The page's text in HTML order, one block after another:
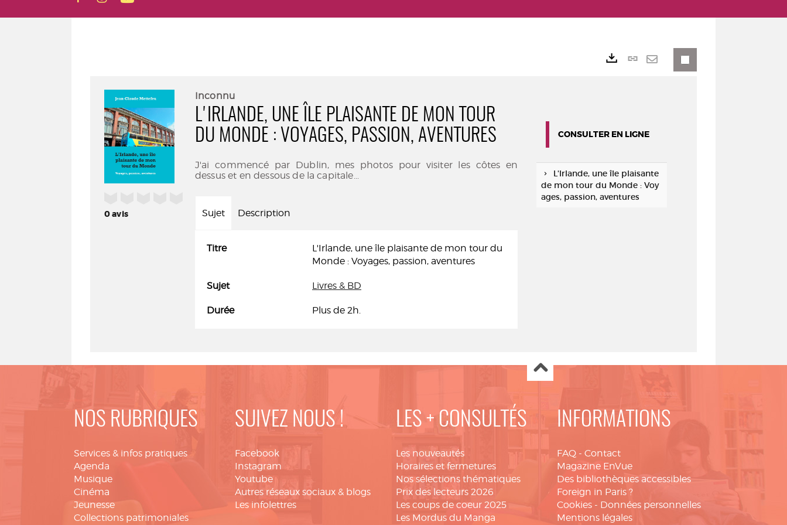
0avis
Inconnu
L'IRLANDE, UNE ÎLE PLAISANTE DE MON TOUR
DU MONDE : VOYAGES, PASSION, AVENTURES
J'ai commencé par Dublin, mes photos pour visiter les côtes en
dessus et en dessous de la capitale...
Sujet Description
Titre
L'Irlande, une île plaisante de mon tour du
Monde : Voyages, passion, aventures
Sujet Livres & BD
Durée Plus de 2h.
Lien
CONSULTER EN LIGNE
L'Irlande, une île plaisante
de mon tour du Monde : Voy
ages, passion, aventures
NOS RUBRIQUES
Services & infos pratiques
Agenda
Musique
Cinéma
Jeunesse
Collections patrimoniales
SUIVEZ NOUS !
Facebook
Instagram
Youtube
Autres réseaux sociaux & blogs
Les infolettres
LES + CONSULTÉS
Les nouveautés
Horaires et fermetures
Nos sélections thématiques
Prix des lecteurs 2026
Les coups de coeur 2025
Les Mordus du Manga
INFORMATIONS
FAQ - Contact
Magazine EnVue
Des bibliothèques accessibles
Foreign in Paris ?
Cookies - Données personnelles
Mentions légales